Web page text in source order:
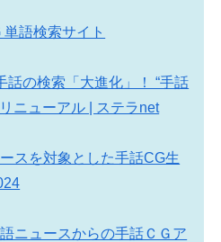
語検索サイト
話の検索「大進化」！ “手話
ニューアル | ステラnet
スを対象とした手話CG生
ニュースからの手話ＣＧア